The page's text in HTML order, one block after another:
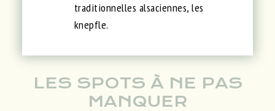
traditionnelles alsaciennes, les
knepfle.
LES SPOTS À NE PAS
MANQUER